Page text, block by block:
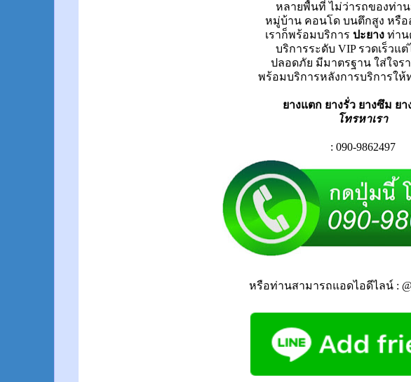
หลายพื้นที่ ไม่ว่ารถของท่า
หมู่บ้าน คอนโด บนตึกสูง หรือ
เราก็พร้อมบริการ ปะยาง ท่าน
บริการระดับ VIP รวดเร็วแต่
ปลอดภัย มีมาตรฐาน ใส่ใจร
พร้อมบริการหลังการบริการให้
ยางแตก ยางรั่ว ยางซึม ยา
โทรหาเรา
: 090-9862497
หรือท่านสามารถแอดไอดีไลน์ :